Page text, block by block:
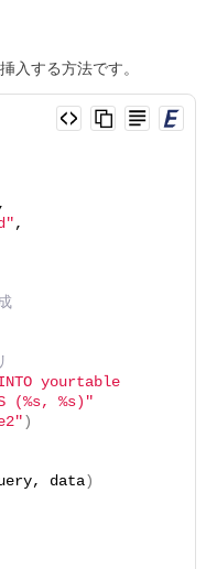
入する方法です。
,
,
yourtable
(%s, %s)"
)
data)